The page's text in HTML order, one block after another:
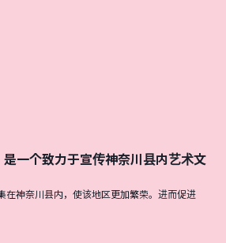
一个致力于宣传神奈川县内艺术文
在神奈川县内，使该地区更加繁荣。进而促进